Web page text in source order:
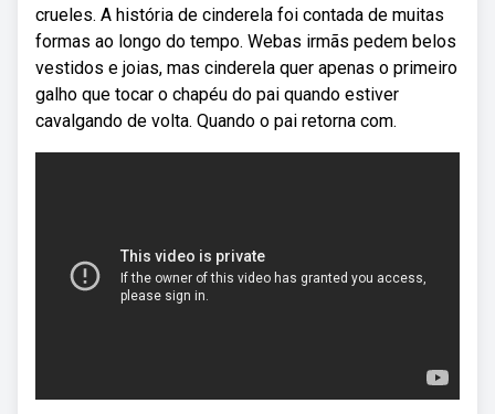
crueles. A história de cinderela foi contada de muitas
formas ao longo do tempo. Webas irmãs pedem belos
vestidos e joias, mas cinderela quer apenas o primeiro
galho que tocar o chapéu do pai quando estiver
cavalgando de volta. Quando o pai retorna com.